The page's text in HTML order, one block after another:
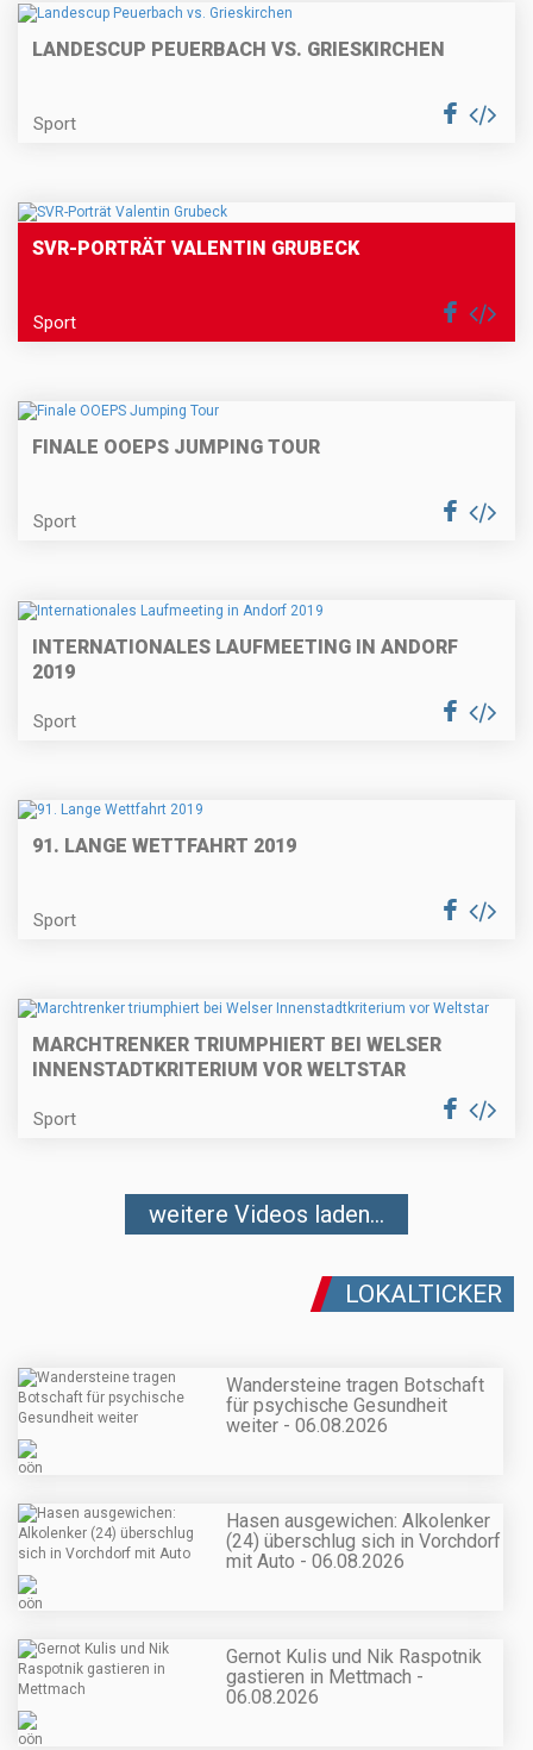
LANDESCUP PEUERBACH VS. GRIESKIRCHEN
Sport
SVR-PORTRÄT VALENTIN GRUBECK
Sport
FINALE OOEPS JUMPING TOUR
Sport
INTERNATIONALES LAUFMEETING IN ANDORF
2019
Sport
91. LANGE WETTFAHRT 2019
Sport
MARCHTRENKER TRIUMPHIERT BEI WELSER
INNENSTADTKRITERIUM VOR WELTSTAR
Sport
weitere Videos laden...
LOKALTICKER
Wandersteine tragen Botschaft
für psychische Gesundheit
weiter - 06.08.2026
Hasen ausgewichen: Alkolenker
(24) überschlug sich in Vorchdorf
mit Auto - 06.08.2026
Gernot Kulis und Nik Raspotnik
gastieren in Mettmach -
06.08.2026